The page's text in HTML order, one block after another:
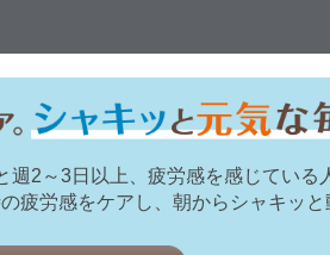
週2～3日以上、疲労感を感じている
労感をケアし、朝からシャキッと